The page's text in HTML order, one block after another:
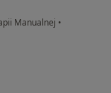
Manualnej •